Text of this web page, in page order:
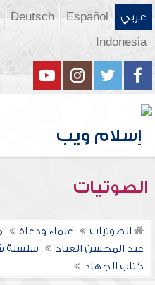
عربي Español
Deutsch
Indonesia
الصوتيات
الصوتيات علماء ودعاة
عبد المحسن العباد
سلسلة
كتاب الجهاد